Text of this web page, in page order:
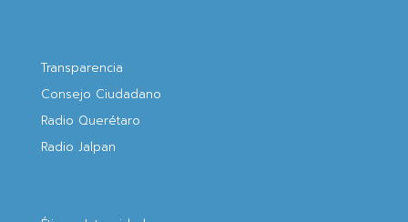
Transparencia
Consejo Ciudadano
Radio Querétaro
Radio Jalpan